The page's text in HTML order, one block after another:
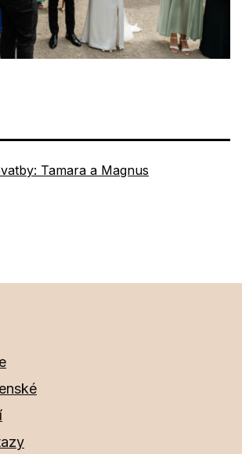
Tamara a Magnus